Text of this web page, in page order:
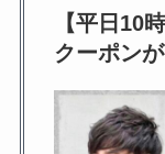
【平日10
クーポン